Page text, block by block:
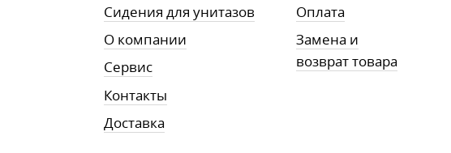
Сидения для унитазов
О компании
Сервис
Контакты
Доставка
Оплата
Замена и
возврат товара